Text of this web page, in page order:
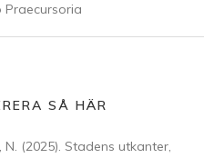
Praecursoria
SÅ HÄR
N. (2025). Stadens utkanter,